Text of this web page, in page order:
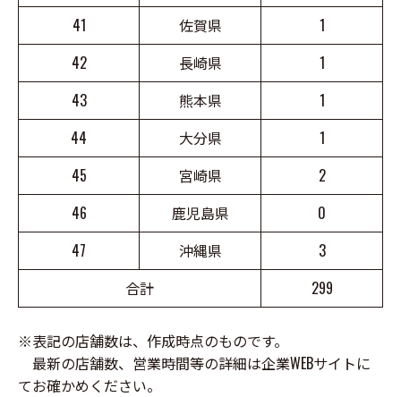
41
佐賀県
1
42
長崎県
1
43
熊本県
1
44
大分県
1
45
宮崎県
2
46
鹿児島県
0
47
沖縄県
3
合計
299
※表記の店舗数は、作成時点のものです。
最新の店舗数、営業時間等の詳細は企業WEBサイトに
てお確かめください。